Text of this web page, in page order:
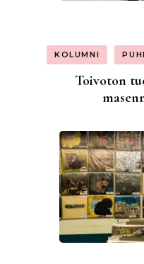
KOLUMNI
Toivoton